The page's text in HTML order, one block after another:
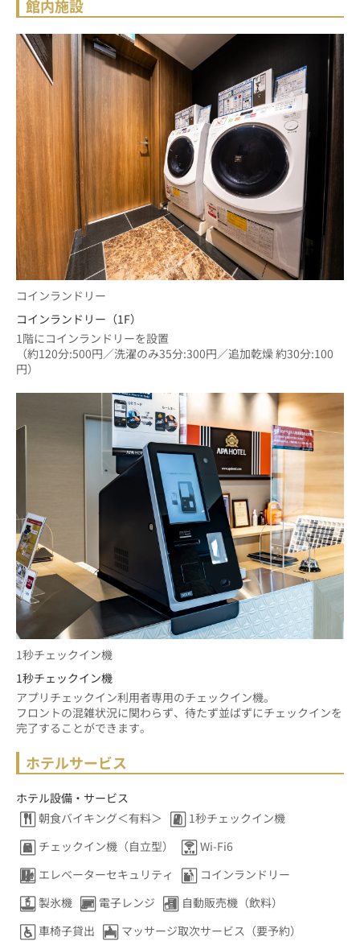
館内施設
コインランドリー
コインランドリー（1F）
1階にコインランドリーを設置
（約120分:500円／洗濯のみ35分:300円／追加乾燥 約30分:100
円）
1秒チェックイン機
1秒チェックイン機
アプリチェックイン利用者専用のチェックイン機。
フロントの混雑状況に関わらず、待たず並ばずにチェックインを
完了することができます。
ホテルサービス
ホテル設備・サービス
朝食バイキング＜有料＞
1秒チェックイン機
チェックイン機（自立型）
Wi-Fi6
エレベーターセキュリティ
コインランドリー
製氷機
電子レンジ
自動販売機（飲料）
車椅子貸出
マッサージ取次サービス（要予約）